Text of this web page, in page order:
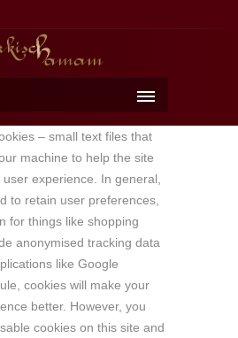
– small text files that
machine to help the site
experience. In general,
to retain user preferences,
for things like shopping
anonymised tracking data
like Google
cookies will make your
better. However, you
cookies on this site and